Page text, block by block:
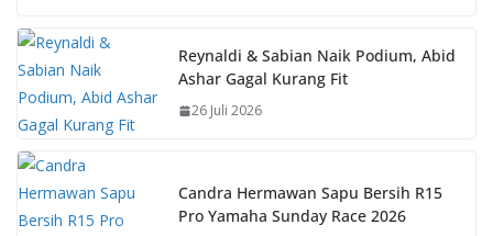
e
b
o
o
k
s
A
p
e
st
y
Li
n
Reynaldi & Sabian Naik Podium, Abid
Ashar Gagal Kurang Fit
26 Juli 2026
Candra Hermawan Sapu Bersih R15
Pro Yamaha Sunday Race 2026